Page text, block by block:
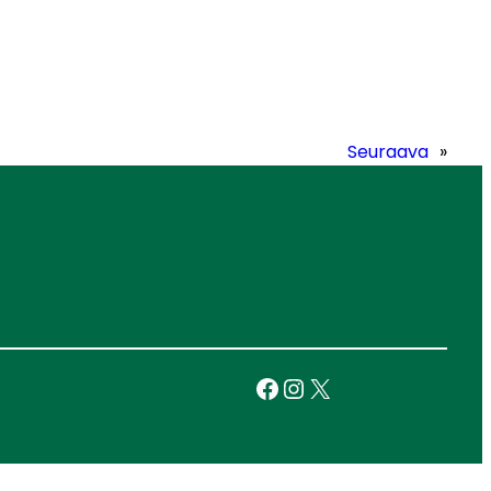
Seuraava »
Facebook InstagramX